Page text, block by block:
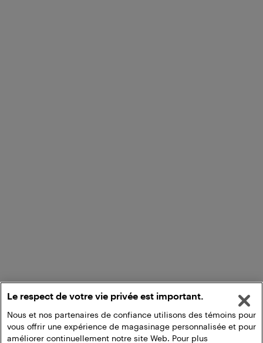
Le respect de votre vie privée est important.
Nous et nos partenaires de confiance utilisons des témoins pour
vous offrir une expérience de magasinage personnalisée et pour
améliorer continuellement notre site Web. Pour plus